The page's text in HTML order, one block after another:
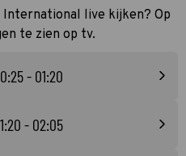
International live kijken? Op
te zien op tv.
- 01:20
- 02:05